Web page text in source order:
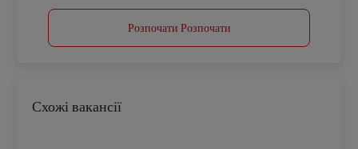
Розпочати Розпочати
Схожі вакансії